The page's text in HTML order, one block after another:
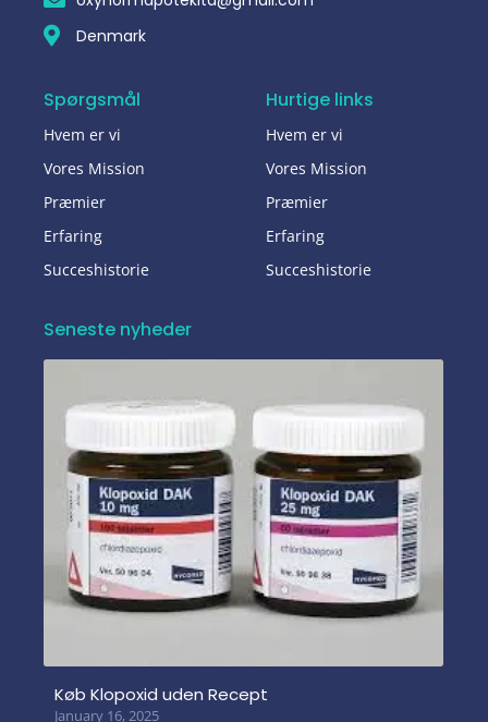
Denmark
Spørgsmål
Hvem er vi
Vores Mission
Præmier
Erfaring
Succeshistorie
Hurtige links
Hvem er vi
Vores Mission
Præmier
Erfaring
Succeshistorie
Seneste nyheder
Køb Klopoxid uden Recept
January 16, 2025